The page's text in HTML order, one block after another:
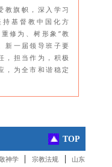
教旗帜，深入学习
基督教中国化方
修为、树形象”教
新一届领导班子要
，担当作为，积极
，为全市和谐稳定
TOP
神学 | 宗教法规 | 山东